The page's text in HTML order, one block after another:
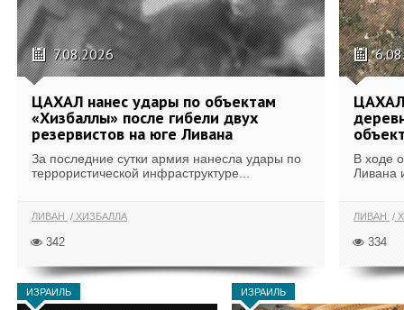
7.08.2026
ЦАХАЛ нанес удары по объектам
«Хизбаллы» после гибели двух
резервистов на юге Ливана
За последние сутки армия нанесла удары по
террористической инфраструктуре...
ЛИВАН ХИЗБАЛЛА
342
В ходе
Ливана
ЛИВАН
334
ИЗРАИЛЬ ИЗРАИЛЬ